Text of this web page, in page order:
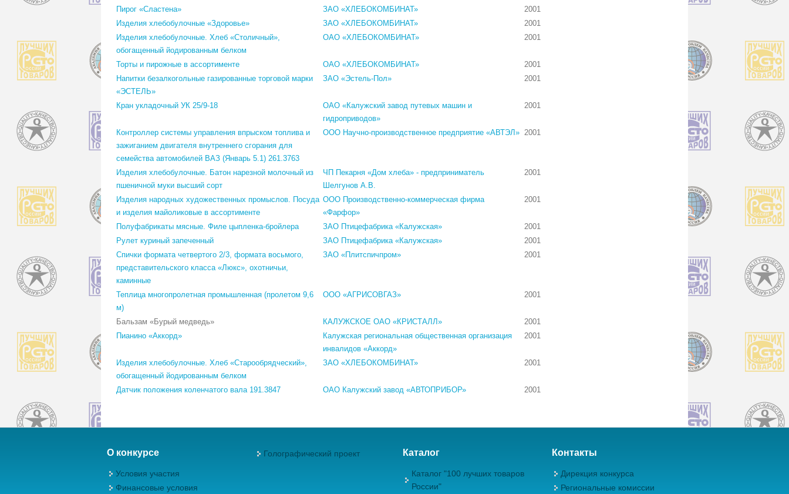
Пирог «Сластена» ЗАО «ХЛЕБОКОМБИНАТ»
2001
Изделия хлебобулочные «Здоровье»
ЗАО «ХЛЕБОКОМБИНАТ»
2001
Изделия хлебобулочные. Хлеб «Столичный»,
обогащенный йодированным белком
ОАО «ХЛЕБОКОМБИНАТ» 2001
Торты и пирожные в ассортименте ОАО «ХЛЕБОКОМБИНАТ»
2001
Напитки безалкогольные газированные торговой марки
«ЭСТЕЛЬ»
ЗАО «Эстель-Пол» 2001
Кран укладочный УК 25/9-18
ОАО «Калужский завод путевых машин и
гидроприводов»
2001
Контроллер системы управления впрыском топлива и
зажиганием двигателя внутреннего сгорания для
семейства автомобилей ВАЗ (Январь 5.1) 261.3763
ООО Научно-производственное предприятие «АВТЭЛ» 2001
Изделия хлебобулочные. Батон нарезной молочный из
пшеничной муки высший сорт
ЧП Пекарня «Дом хлеба» - предприниматель
Шелгунов А.В.
2001
Изделия народных художественных промыслов. Посуда
и изделия майоликовые в ассортименте
ООО Производственно-коммерческая фирма
«Фарфор»
2001
Полуфабрикаты мясные. Филе цыпленка-бройлера ЗАО Птицефабрика «Калужская»
2001
Рулет куриный запеченный
ЗАО Птицефабрика «Калужская»
2001
Спички формата четвертого 2/3, формата восьмого,
представительского класса «Люкс», охотничьи,
каминные
ЗАО «Плитспичпром» 2001
Теплица многопролетная промышленная (пролетом 9,6
м)
ООО «АГРИСОВГАЗ» 2001
Бальзам «Бурый медведь» КАЛУЖСКОЕ ОАО «КРИСТАЛЛ»
2001
Пианино «Аккорд»
Калужская региональная общественная организация
инвалидов «Аккорд»
2001
Изделия хлебобулочные. Хлеб «Старообрядческий»,
обогащенный йодированным белком
ЗАО «ХЛЕБОКОМБИНАТ» 2001
Датчик положения коленчатого вала 191.3847 ОАО Калужский завод «АВТОПРИБОР» 2001
О конкурсе
Условия участия
Финансовые условия
Голографический проект Каталог
Каталог "100 лучших товаров
России"
Контакты
Дирекция конкурса
Региональные комиссии